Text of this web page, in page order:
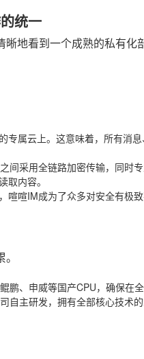
统一
地看到一个成熟的私有化
专属云上。这意味着，所有消
间采用全链路加密传输，同时
内容。
喧喧IM成为了众多对安全有极
、申威等国产CPU，确保在
自主研发，拥有全部核心技术